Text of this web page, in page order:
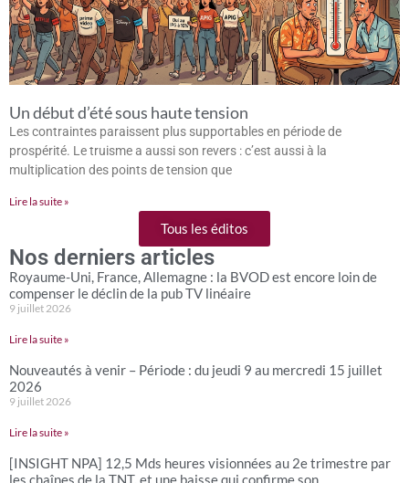
Un début d’été sous haute tension
Les contraintes paraissent plus supportables en période de
prospérité. Le truisme a aussi son revers : c’est aussi à la
multiplication des points de tension que
Lire la suite »
Tous les éditos
Nos derniers articles
Royaume-Uni, France, Allemagne : la BVOD est encore loin de
compenser le déclin de la pub TV linéaire
9 juillet 2026
Lire la suite »
Nouveautés à venir – Période : du jeudi 9 au mercredi 15 juillet
2026
9 juillet 2026
Lire la suite »
[INSIGHT NPA] 12,5 Mds heures visionnées au 2e trimestre par
les chaînes de la TNT, et une baisse qui confirme son